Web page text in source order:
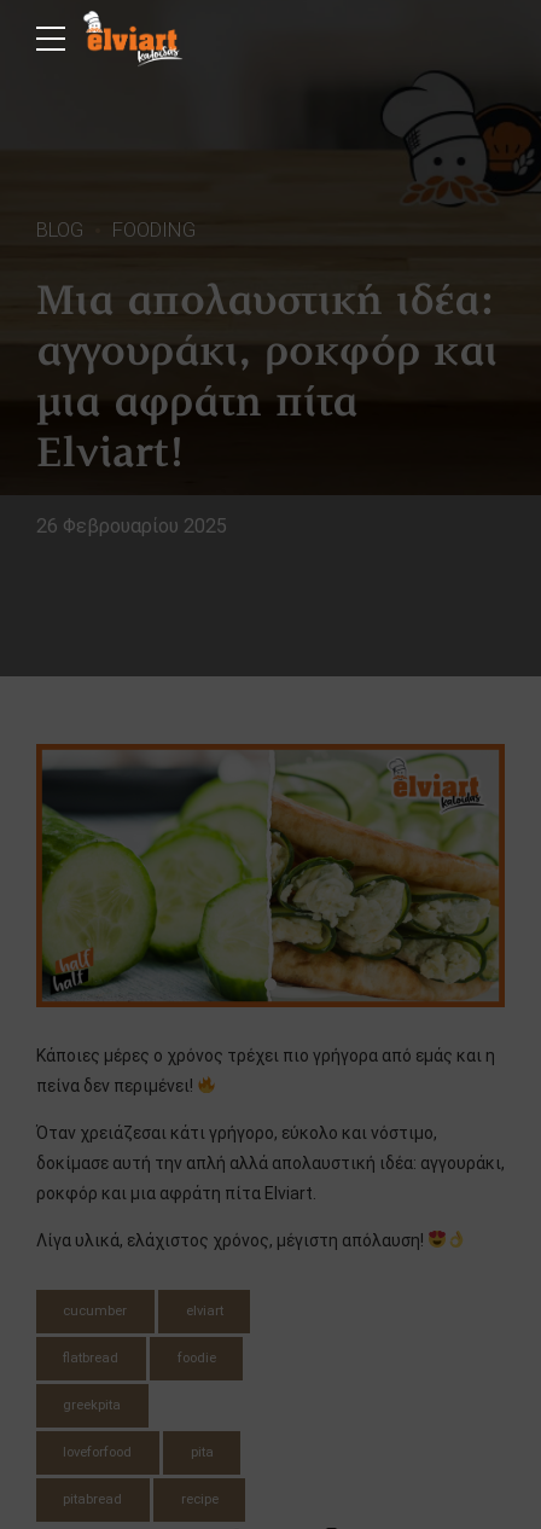
BLOG FOODING
Μια απολαυστική ιδέα:
αγγουράκι, ροκφόρ και
μια αφράτη πίτα
Elviart!
26 Φεβρουαρίου 2025
Κάποιες μέρες ο χρόνος τρέχει πιο γρήγορα από εμάς και η
πείνα δεν περιμένει!
Όταν χρειάζεσαι κάτι γρήγορο, εύκολο και νόστιμο,
δοκίμασε αυτή την απλή αλλά απολαυστική ιδέα: αγγουράκι,
ροκφόρ και μια αφράτη πίτα Elviart.
Λίγα υλικά, ελάχιστος χρόνος, μέγιστη απόλαυση!
cucumber elviart
flatbread foodie
greekpita
loveforfood pita
pitabread recipe